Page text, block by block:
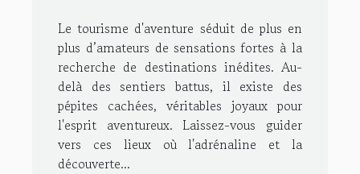
fortes
Le tourisme d'aventure séduit de plus en
plus d’amateurs de sensations fortes à la
recherche de destinations inédites. Au-
delà des sentiers battus, il existe des
pépites cachées, véritables joyaux pour
l'esprit aventureux. Laissez-vous guider
vers ces lieux où l'adrénaline et la
découverte...